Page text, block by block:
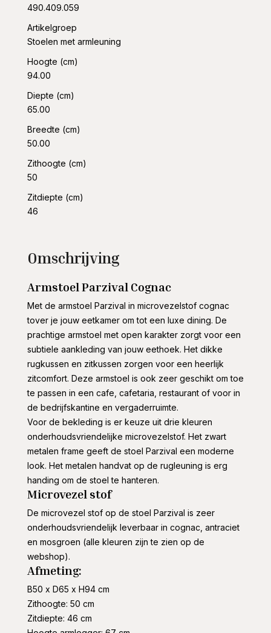
490.409.059
Artikelgroep
Stoelen met armleuning
Hoogte (cm)
94.00
Diepte (cm)
65.00
Breedte (cm)
50.00
Zithoogte (cm)
50
Zitdiepte (cm)
46
Omschrijving
Armstoel Parzival Cognac
Met de armstoel Parzival in microvezelstof cognac
tover je jouw eetkamer om tot een luxe dining. De
prachtige armstoel met open karakter zorgt voor een
subtiele aankleding van jouw eethoek. Het dikke
rugkussen en zitkussen zorgen voor een heerlijk
zitcomfort. Deze armstoel is ook zeer geschikt om toe
te passen in een cafe, cafetaria, restaurant of voor in
de bedrijfskantine en vergaderruimte.
Voor de bekleding is er keuze uit drie kleuren
onderhoudsvriendelijke microvezelstof. Het zwart
metalen frame geeft de stoel Parzival een moderne
look. Het metalen handvat op de rugleuning is erg
handing om de stoel te hanteren.
Microvezel stof
De microvezel stof op de stoel Parzival is zeer
onderhoudsvriendelijk leverbaar in cognac, antraciet
en mosgroen (alle kleuren zijn te zien op de
webshop).
Afmeting:
B50 x D65 x H94 cm
Zithoogte: 50 cm
Zitdiepte: 46 cm